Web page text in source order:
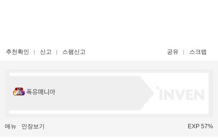
추천확인 신고 스팸신고 공유 스크랩
폭유매니아
메뉴 인장보기 EXP 57%